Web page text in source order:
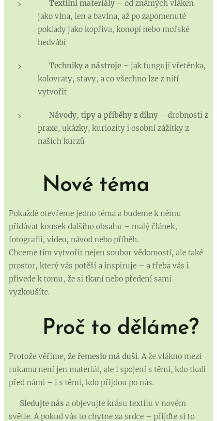
Textilní materiály – od známých vláken
jako vlna, len a bavlna, až po zapomenuté
poklady jako kopřiva, konopí nebo mořské
hedvábí
Techniky a nástroje – jak fungují vřeténka,
kolovraty, stavy, a co všechno lze z nití
vytvořit
Návody, tipy a příběhy z dílny – drobnosti z
praxe, ukázky, kuriozity i osobní zážitky z
našich kurzů
Nové téma
Pokaždé otevřeme jedno téma a budeme k němu
přidávat kousek dalšího obsahu – malý článek,
fotografii, video, návod nebo příběh.
Chceme tím vytvořit nejen soubor vědomostí, ale také
prostor, který vás potěší a inspiruje – a třeba vás i
přivede k tomu, že si tkaní nebo předení sami
vyzkoušíte.
Proč to děláme?
Protože věříme, že řemeslo má duši. A že vlákno mezi
rukama není jen materiál, ale i spojení s těmi, kdo tkali
před námi – i s těmi, kdo přijdou po nás.
Sledujte nás a objevujte krásu textilu v novém
světle. A pokud vás to chytne za srdce – přijďte si to